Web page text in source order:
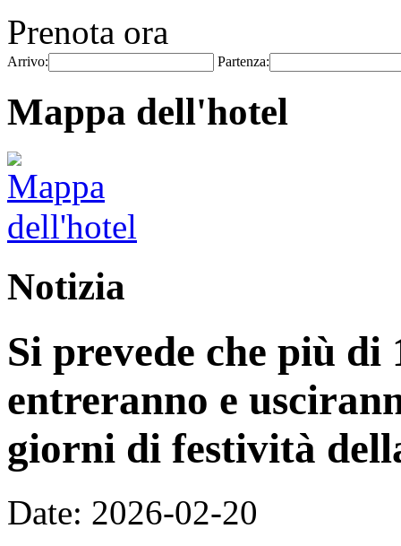
Prenota ora
Arrivo: Partenza:
Mappa dell'hotel
Notizia
Si prevede che più
entreranno e
giorni di festività
Date: 2026-02-20